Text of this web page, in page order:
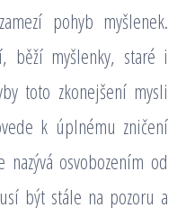
pohyb myšlenek.
běží myšlenky, staré i
toto zkonejšení mysli
k úplnému zničení
osvobozením od
být stále na pozoru a